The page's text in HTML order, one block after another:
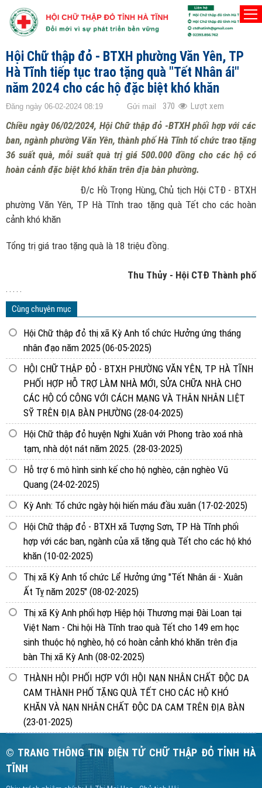
TRANG CHỦ HOẠT ĐỘNG CẤP HUYỆN
Hội Chữ thập đỏ - BTXH phường Văn Yên, TP
Hà Tĩnh tiếp tục trao tặng quà "Tết Nhân ái"
năm 2024 cho các hộ đặc biệt khó khăn
Đăng ngày 06-02-2024 08:19 Gửi mail 370 Lượt xem
Chiều ngày 06/02/2024, Hội Chữ thập đỏ -BTXH phối hợp với các
ban, ngành phường Văn Yên, thành phố Hà Tĩnh tổ chức trao tặng
36 suất quà, mỗi suất quà trị giá 500.000 đồng cho các hộ có
hoàn cảnh đặc biệt khó khăn trên địa bàn phường.
Đ/c Hồ Trọng Hùng, Chủ tịch Hội CTĐ - BTXH
phường Văn Yên, TP Hà Tĩnh trao tặng quà Tết cho các hoàn
cảnh khó khăn
Tổng trị giá trao tặng quà là 18 triệu đồng.
Thu Thủy - Hội CTĐ Thành phố
. . . . .
Cùng chuyên mục
Hội Chữ thập đỏ thị xã Kỳ Anh tổ chức Hưởng ứng tháng
nhân đạo năm 2025 (06-05-2025)
HỘI CHỮ THẬP ĐỎ - BTXH PHƯỜNG VĂN YÊN, TP HÀ TĨNH
PHỐI HỢP HỖ TRỢ LÀM NHÀ MỚI, SỬA CHỮA NHÀ CHO
CÁC HỘ CÓ CÔNG VỚI CÁCH MẠNG VÀ THÂN NHÂN LIỆT
SỸ TRÊN ĐỊA BÀN PHƯỜNG (28-04-2025)
Hội Chữ thập đỏ huyện Nghi Xuân với Phong trào xoá nhà
tạm, nhà dột nát năm 2025. (28-03-2025)
Hỗ trợ 6 mô hình sinh kế cho hộ nghèo, cận nghèo Vũ
Quang (24-02-2025)
Kỳ Anh: Tổ chức ngày hội hiến máu đầu xuân (17-02-2025)
Hội Chữ thập đỏ - BTXH xã Tượng Sơn, TP Hà Tĩnh phối
hợp với các ban, ngành của xã tặng quà Tết cho các hộ khó
khăn (10-02-2025)
Thị xã Kỳ Anh tổ chức Lể Hưởng ứng "Tết Nhân ái - Xuân
Ất Tỵ năm 2025" (08-02-2025)
Thị xã Kỳ Anh phối hợp Hiệp hội Thương mại Đài Loan tại
Việt Nam - Chi hội Hà Tĩnh trao quà Tết cho 149 em học
sinh thuộc hộ nghèo, hộ có hoàn cảnh khó khăn trên địa
bàn Thị xã Kỳ Anh (08-02-2025)
THÀNH HỘI PHỐI HỢP VỚI HỘI NẠN NHÂN CHẤT ĐỘC DA
CAM THÀNH PHỐ TẶNG QUÀ TẾT CHO CÁC HỘ KHÓ
KHĂN VÀ NẠN NHÂN CHẤT ĐỘC DA CAM TRÊN ĐỊA BÀN
(23-01-2025)
© TRANG THÔNG TIN ĐIỆN TỬ CHỮ THẬP ĐỎ TỈNH HÀ
TĨNH